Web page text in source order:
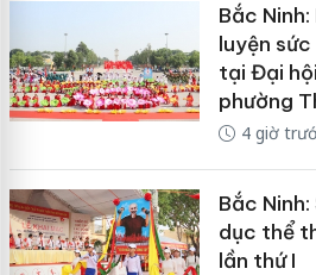
Bắc
luyện
tại Đại
phường
4 giờ
Bắc
dục thể
lần thứ I